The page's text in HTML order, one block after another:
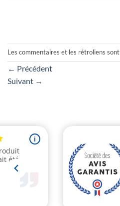
Les commentaires et les rétroliens
← Précédent
Suivant →